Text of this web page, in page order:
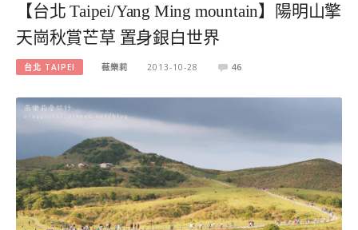
【台北 Taipei/Yang Ming mountain】陽明山擎
天崗秋賞芒草 置身銀白世界
台北 TAIPEI 薇樂莉 2013-10-28 46